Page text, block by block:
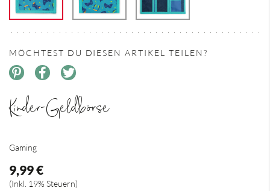
Kinder-Geldbörse
Gaming
9,99 €
Inkl. 19% Steuern
MÖCHTEST DU DIESEN ARTIKEL TEILEN?